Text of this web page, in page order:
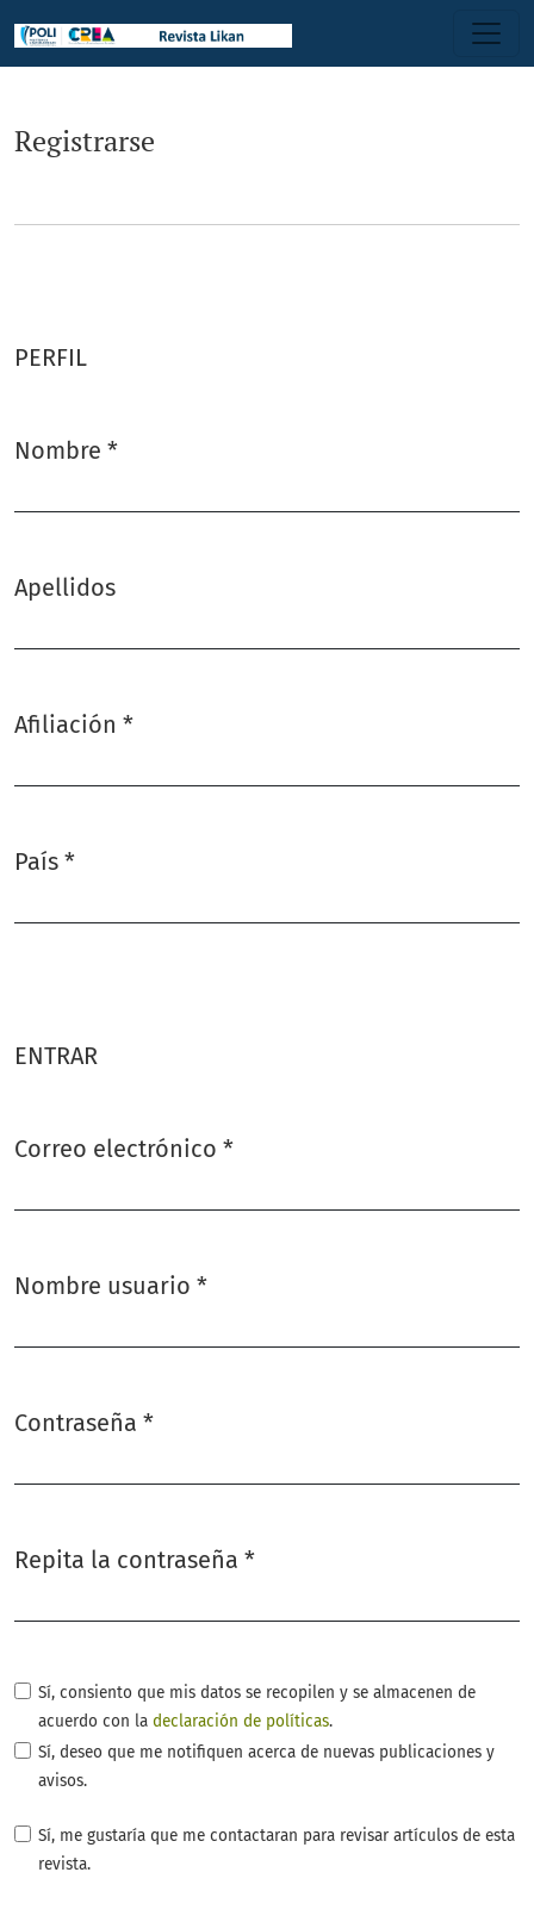
Registrarse
PERFIL
Nombre *
Apellidos
Afiliación *
País *
ENTRAR
Correo electrónico *
Nombre usuario *
Contraseña *
Repita la contraseña *
Sí, consiento que mis datos se recopilen y se almacenen de
acuerdo con ladeclaración de políticas.
Sí, deseo que me notifiquen acerca de nuevas publicaciones y
avisos.
Sí, me gustaría que me contactaran para revisar artículos de esta
revista.